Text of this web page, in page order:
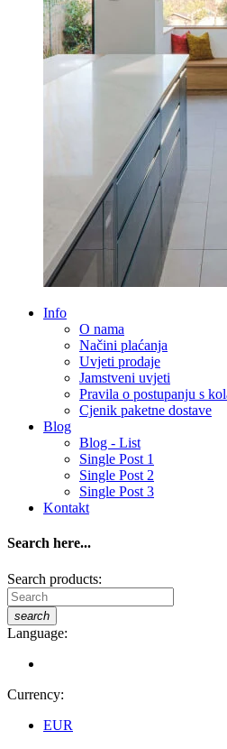
Info
O nama
Načini plaćanja
Uvjeti prodaje
Jamstveni uvjeti
Pravila o postupanju s
Cjenik paketne dostave
Blog
Blog - List
Single Post 1
Single Post 2
Single Post 3
Kontakt
Search here...
Search products:
search
Language:
Currency:
EUR